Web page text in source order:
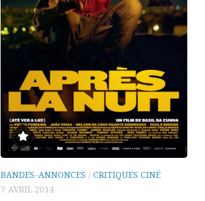
BANDES-ANNONCES / CRITIQUES CINÉ
7 AVRIL 2014